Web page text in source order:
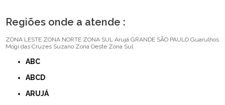
Regiões onde a atende :
ZONA LESTE ZONA NORTE ZONA SUL Arujá GRANDE SÃO PAULO Guarulhos
Mogi das Cruzes Suzano Zona Oeste Zona Sul
ABC
ABCD
ARUJÁ